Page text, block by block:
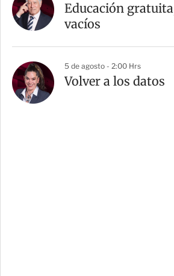
Educación
vacíos
5 de agosto - 2:00 Hrs
Volver a los datos